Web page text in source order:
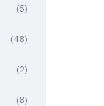
(5)
(48)
(2)
(8)